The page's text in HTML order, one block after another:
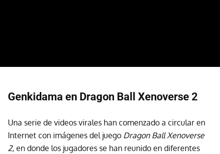
Genkidama en Dragon Ball Xenoverse 2
Una serie de videos virales han comenzado a circular en
Internet con imágenes del juego Dragon Ball Xenoverse
2, en donde los jugadores se han reunido en diferentes